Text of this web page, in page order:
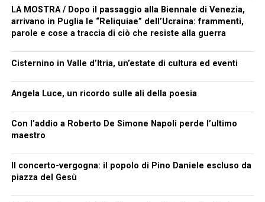
LA MOSTRA / Dopo il passaggio alla Biennale di Venezia,
arrivano in Puglia le “Reliquiae” dell’Ucraina: frammenti,
parole e cose a traccia di ciò che resiste alla guerra
Cisternino in Valle d’Itria, un’estate di cultura ed eventi
Angela Luce, un ricordo sulle ali della poesia
Con l’addio a Roberto De Simone Napoli perde l’ultimo
maestro
Il concerto-vergogna: il popolo di Pino Daniele escluso da
piazza del Gesù